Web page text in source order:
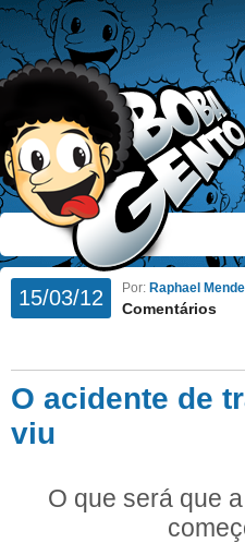
15/03/12 Por: Raphael
Comentários
O acidente de
viu
O que será que